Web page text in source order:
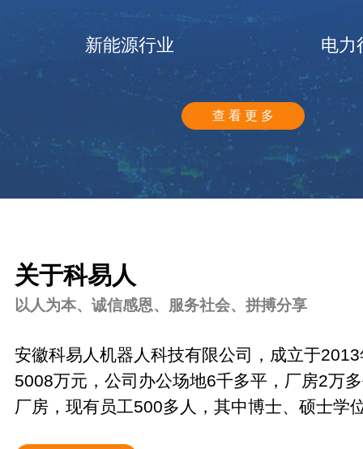
新能源行业 电力
查 看 更 多
关于科易人
以人为本、诚信感恩、服务社会、拼搏分享
安徽科易人机器人科技有限公司，成立于
5008万元，公司办公场地6千多平，厂房2万
厂房，现有员工500多人，其中博士、硕士学